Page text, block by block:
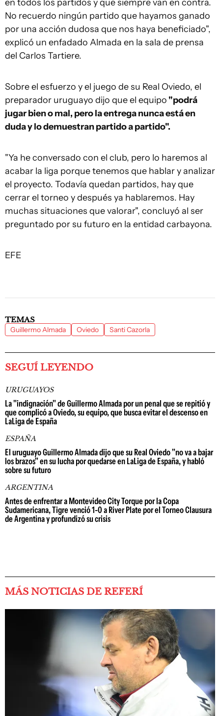
en todos los partidos y que siempre van en contra.
No recuerdo ningún partido que hayamos ganado
por una acción dudosa que nos haya beneficiado",
explicó un enfadado Almada en la sala de prensa
del Carlos Tartiere.
Sobre el esfuerzo y el juego de su Real Oviedo, el
preparador uruguayo dijo que el equipo "podrá
jugar bien o mal, pero la entrega nunca está en
duda y lo demuestran partido a partido".
"Ya he conversado con el club, pero lo haremos al
acabar la liga porque tenemos que hablar y analizar
el proyecto. Todavía quedan partidos, hay que
cerrar el torneo y después ya hablaremos. Hay
muchas situaciones que valorar", concluyó al ser
preguntado por su futuro en la entidad carbayona.
EFE
TEMAS
Guillermo Almada Oviedo Santi Cazorla
SEGUÍ LEYENDO
URUGUAYOS
La "indignación" de Guillermo Almada por un penal que se repitió y
que complicó a Oviedo, su equipo, que busca evitar el descenso en
LaLiga de España
ESPAÑA
El uruguayo Guillermo Almada dijo que su Real Oviedo "no va a bajar
los brazos" en su lucha por quedarse en LaLiga de España, y habló
sobre su futuro
ARGENTINA
Antes de enfrentar a Montevideo City Torque por la Copa
Sudamericana, Tigre venció 1-0 a River Plate por el Torneo Clausura
de Argentina y profundizó su crisis
MÁS NOTICIAS DE REFERÍ